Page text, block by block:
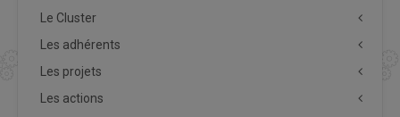
Le Cluster
Les adhérents
Les projets
Les actions